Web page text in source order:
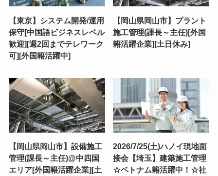
【東京】システム開発/運用
保守[中国語ビジネスレベル
歓迎][週2回までテレワーク
可][外国籍活躍中]
【岡山県岡山市】プラント
施工管理(課長～主任)[外国
籍活躍企業][土日休み]
【岡山県岡山市】設備施工
管理(課長～主任)@中四国
エリア[外国籍活躍企業][土
2026/7/25(土)ハノイ現地面
接会【埼玉】建築施工管理
☆ベトナム籍活躍中！☆社